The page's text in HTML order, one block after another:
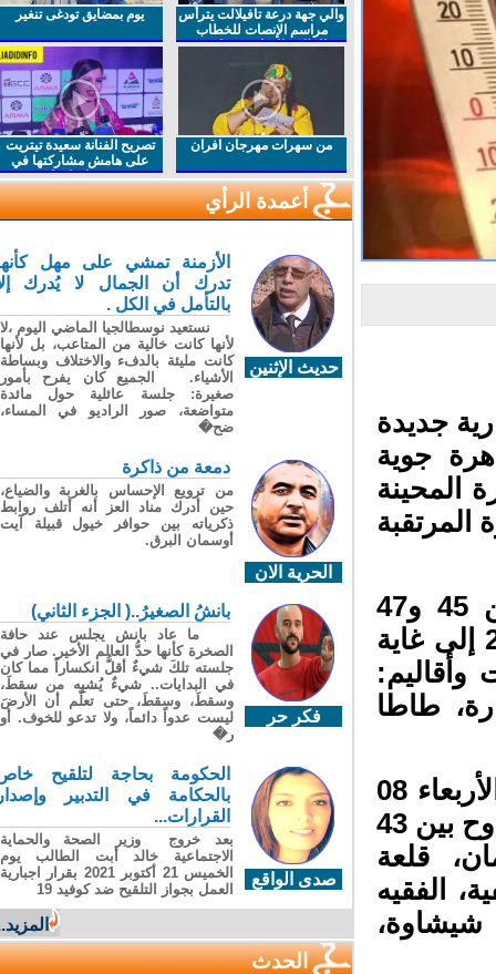
جديدة
جوية
المحينة
المرتقبة
وتوقعت النشرة أن تتراوح درجات الحرارة بين 45 و47
درجة مئوية ابتداءً من يوم الثلاثاء 07 يوليوز 2026 إلى غاية
عمالات وأقاليم:
طاطا
كما أضافت النشرة أن يومي الثلاثاء 07 يوليوز والأربعاء 08
يوليوز 2026 سيشهدان درجات حرارة مرتفعة تتراوح بين 43
قلعة
الفقيه
والي جهة درعة تافيلالت يترأس
مراسم الإنصات للخطاب
الملكي السامي بمناسبة
يوم بمضايق تودغى تنغير
من سهرات مهرجان افران
تصريح الفنانة سعيدة تيتريت
على هامش مشاركتها في
مهرجان افران
أعمدة الرأي
حديث الإثنين
الأزمنة تمشي على مهل
تدرك أن الجمال لا يُدرك
بالتأمل في الكل .
نستعيد نوسطالجيا الماضي اليوم ،لا
لأنها كانت خالية من المتاعب، بل لأنها
كانت مليئة بالدفء والاختلاف وبساطة
الأشياء. الجميع كان يفرح بأمور
صغيرة: جلسة عائلية حول مائدة
متواضعة، صور الراديو في المساء،
ضح�
الحرية الان
دمعة من ذاكرة
من ترويع الإحساس بالغربة والضياع،
حين أدرك مناد العز أنه أتلف روابط
ذكرياته بين حوافر خيول قبيلة آيت
أوسمان البرق.
فكر حر
بانشُ الصغيرُ..( الجزء الثاني)
ما عاد بانش يجلس عند حافة
الصخرة كأنها حدُّ العالم الأخير. صار في
جلسته تلكَ شيءٌ أقلُّ انكساراً مما كان
في البدايات.. شيءٌ يُشبِه من سقطَ،
وسقطَ، وسقطَ، حتى تعلّم أن الأرضَ
ليست عدواً دائماً، ولا تدعو للخوف. أو
ر�
صدى الواقع
الحكومة بحاجة لتلقيح
بالحكامة في التدبير
القرارات...
بعد خروج وزير الصحة والحماية
الاجتماعية خالد أبت الطالب يوم
الخميس 21 أكتوبر 2021 بقرار اجبارية
العمل بجواز التلقيح ضد كوفيد 19
الحدث